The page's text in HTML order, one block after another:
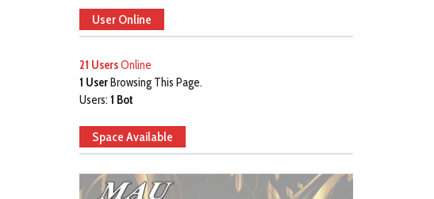
User Online
21 UsersOnline
1 UserBrowsing This Page.
Users: 1 Bot
Space Available